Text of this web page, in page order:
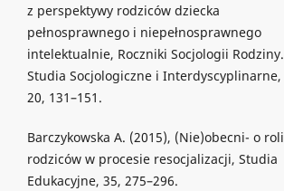
z perspektywy rodziców dziecka
pełnosprawnego i niepełnosprawnego
intelektualnie, Roczniki Socjologii Rodziny.
Studia Socjologiczne i Interdyscyplinarne,
20, 131–151.
Barczykowska A. (2015), (Nie)obecni- o roli
rodziców w procesie resocjalizacji, Studia
Edukacyjne, 35, 275–296.